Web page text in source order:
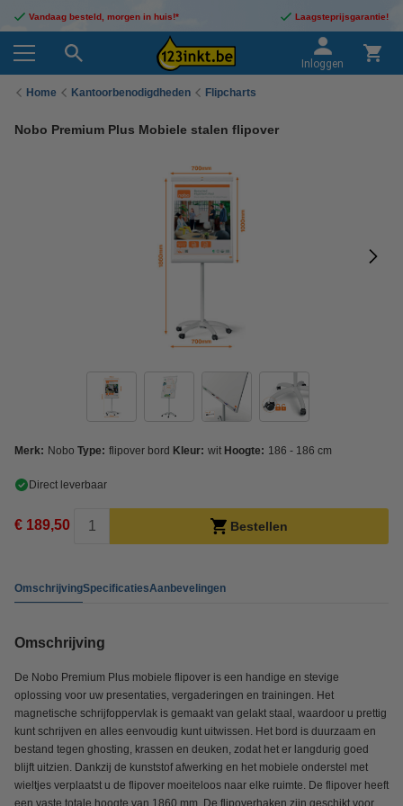
Vandaag besteld, morgen in huis!* Laagsteprijsgarantie!
Inloggen
Home Kantoorbenodigdheden Flipcharts
Nobo Premium Plus Mobiele stalen flipover
Merk: Nobo Type: flipover bord Kleur: wit Hoogte: 186 - 186 cm
Direct leverbaar
€ 189,50 Bestellen
OmschrijvingSpecificatiesAanbevelingen
Omschrijving
De Nobo Premium Plus mobiele flipover is een handige en stevige
oplossing voor uw presentaties, vergaderingen en trainingen. Het
magnetische schrijfoppervlak is gemaakt van gelakt staal, waardoor u prettig
kunt schrijven en alles eenvoudig kunt uitwissen. Het bord is duurzaam en
bestand tegen ghosting, krassen en deuken, zodat het er langdurig goed
blijft uitzien. Dankzij de kunststof afwerking en het mobiele onderstel met
wieltjes verplaatst u de flipover moeiteloos naar elke ruimte. De flipover heeft
een vaste totale hoogte van 1860 mm. De flipoverhaken zijn geschikt voor